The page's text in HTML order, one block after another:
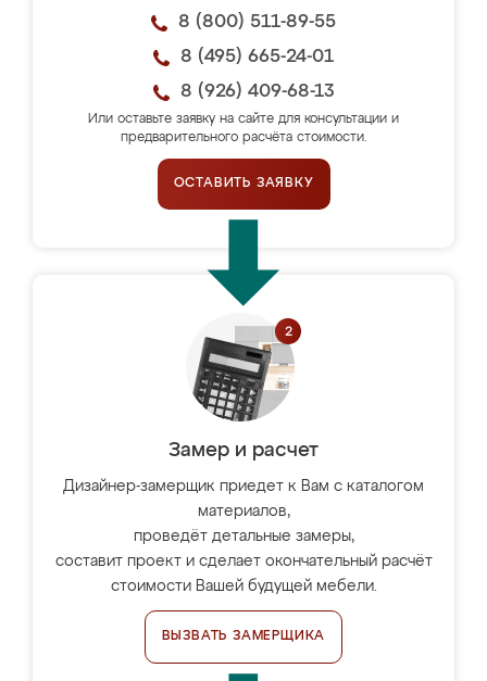
8 (800) 511-89-55
8 (495) 665-24-01
8 (926) 409-68-13
Или оставьте заявку на сайте для консультации и
предварительного расчёта стоимости.
ОСТАВИТЬ ЗАЯВКУ
Замер и расчет
Дизайнер-замерщик приедет к Вам с каталогом
материалов,
проведёт детальные замеры,
составит проект и сделает окончательный расчёт
стоимости Вашей будущей мебели.
ВЫЗВАТЬ ЗАМЕРЩИКА